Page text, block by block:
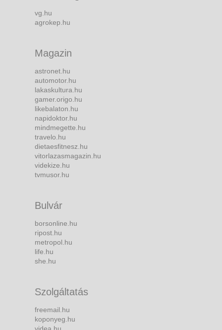
vg.hu
agrokep.hu
Magazin
astronet.hu
automotor.hu
lakaskultura.hu
gamer.origo.hu
likebalaton.hu
napidoktor.hu
mindmegette.hu
travelo.hu
dietaesfitnesz.hu
vitorlazasmagazin.hu
videkize.hu
tvmusor.hu
Bulvár
borsonline.hu
ripost.hu
metropol.hu
life.hu
she.hu
Szolgáltatás
freemail.hu
koponyeg.hu
videa.hu